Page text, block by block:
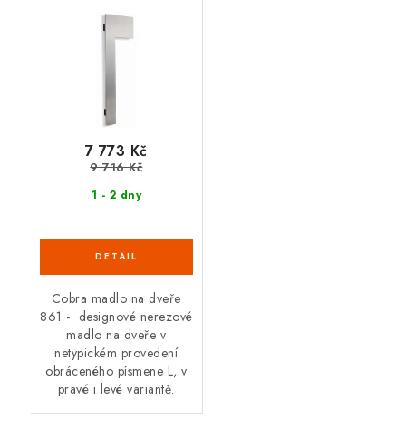
1 - 2 dny
7 773 Kč
9 716 Kč
Cobra madlo na dveře
861 - designové nerezové
madlo na dveře v
netypickém provedení
obráceného písmene L, v
pravé i levé variantě.